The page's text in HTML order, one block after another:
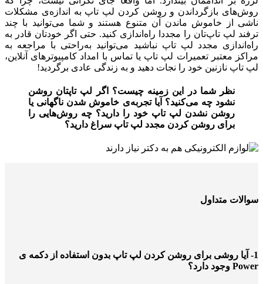
روش‌های بازگرداندن و روشن کردن لپ تاپ به اندازه‌ی مشکلات
ناشی از خاموش ماندن آن متنوع هستند و شما می‌توانید با چند
ترفند لپ تاپ‌تان را مجددا راه‌اندازی کنید. حتی اگر خودتان قادر به
راه‌اندازی مجدد لپ تاپ نباشید می‌توانید به‌راحتی با مراجعه به
مراکز معتبر تعمیرات لپ تاپ یا تماس با امداد کامپیوترهای آنلاین،
لپ تاپ نازنین خود را نجات دهید و به زندگی عادی برگردید!
نظر شما در این زمینه چیست؟ اگر لپ تاپتان روشن
نشود چه می‌کنید؟ آیا تجربه‌ی خاموش شدن ناگهانی یا
روشن نشدن لپ تاپ خود را دارید؟ چه روش‌هایی را
برای روشن کردن مجدد لپ تاپ سراغ دارید؟
سوالات متداول
1- آیا روشی برای روشن کردن لپ تاپ بدون استفاده از دکمه ی
Power وجود دارد؟